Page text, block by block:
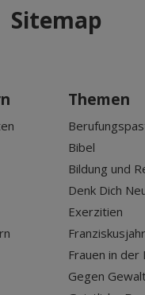
Sitemap
Themen
Bibel
Bildung und
Denk Dich
Exerzitien
Frauen in der
Gegen